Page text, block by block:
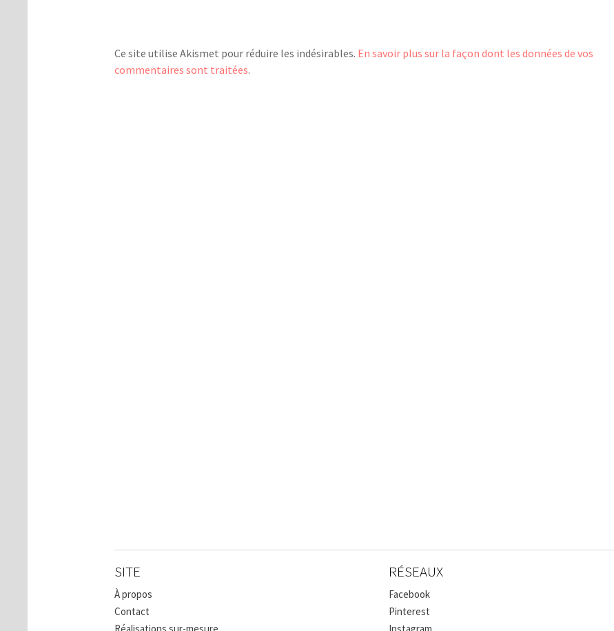
Ce site utilise Akismet pour réduire les indésirables. En savoir plus sur la façon dont les données de vos
commentaires sont traitées.
SITE
À propos
Contact
RÉSEAUX
Facebook
Pinterest